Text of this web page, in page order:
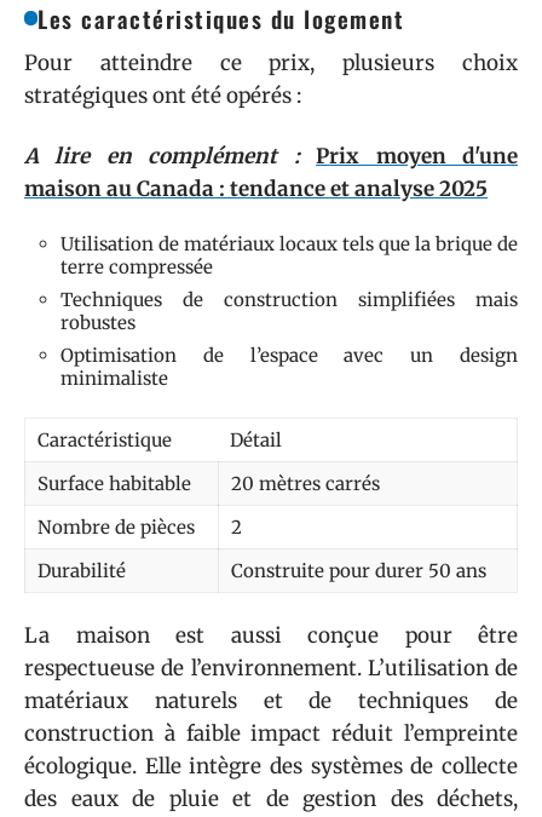
Les caractéristiques du logement
Pour atteindre ce prix, plusieurs choix
stratégiques ont été opérés :
A lire en complément :
Prix moyen d'une
maison au Canada : tendance et analyse 2025
Utilisation de matériaux locaux tels que la brique de
terre compressée
Techniques de construction simplifiées mais
robustes
Optimisation de l’espace avec un design
minimaliste
Caractéristique
Détail
Surface habitable
20 mètres carrés
Nombre de pièces
2
Durabilité
Construite pour durer 50 ans
La maison est aussi conçue pour être
respectueuse de l’environnement. L’utilisation de
matériaux naturels et de techniques de
construction à faible impact réduit l’empreinte
écologique. Elle intègre des systèmes de collecte
des eaux de pluie et de gestion des déchets,